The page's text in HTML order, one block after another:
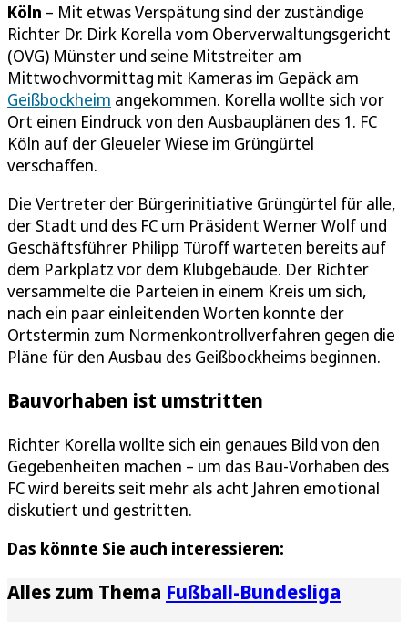
Köln – Mit etwas Verspätung sind der zuständige
Richter Dr. Dirk Korella vom Oberverwaltungsgericht
(OVG) Münster und seine Mitstreiter am
Mittwochvormittag mit Kameras im Gepäck am
Geißbockheim angekommen. Korella wollte sich vor
Ort einen Eindruck von den Ausbauplänen des 1. FC
Köln auf der Gleueler Wiese im Grüngürtel
verschaffen.
Die Vertreter der Bürgerinitiative Grüngürtel für alle,
der Stadt und des FC um Präsident Werner Wolf und
Geschäftsführer Philipp Türoff warteten bereits auf
dem Parkplatz vor dem Klubgebäude. Der Richter
versammelte die Parteien in einem Kreis um sich,
nach ein paar einleitenden Worten konnte der
Ortstermin zum Normenkontrollverfahren gegen die
Pläne für den Ausbau des Geißbockheims beginnen.
Bauvorhaben ist umstritten
Richter Korella wollte sich ein genaues Bild von den
Gegebenheiten machen – um das Bau-Vorhaben des
FC wird bereits seit mehr als acht Jahren emotional
diskutiert und gestritten.
Das könnte Sie auch interessieren:
Alles zum Thema Fußball-Bundesliga